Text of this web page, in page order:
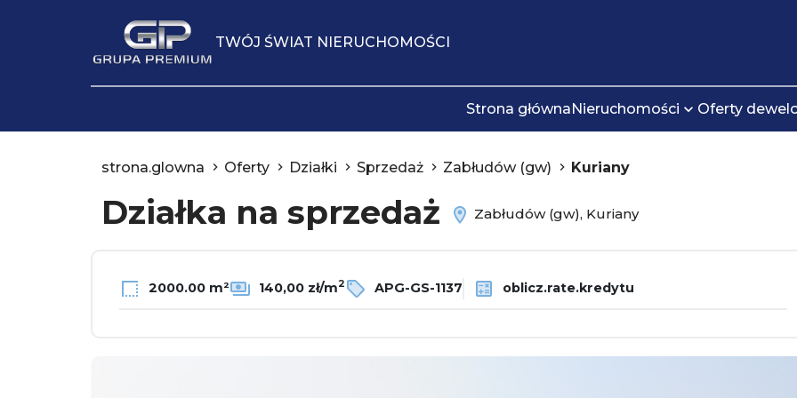
TWÓJ ŚWIAT NIERUCHOMOŚCI
Strona głównaNieruchomości Oferty
strona.glowna Oferty Działki Sprzedaż Zabłudów (gw) Kuriany
Działka na sprzedaż Zabłudów (gw), Kuriany
2000.00 m² 140,00 zł/m2 APG-GS-1137 oblicz.rate.kredytu